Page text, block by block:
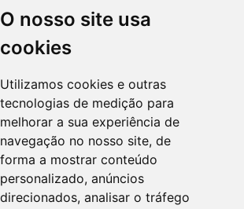
O nosso site usa
cookies
Utilizamos cookies e outras
tecnologias de medição para
melhorar a sua experiência de
navegação no nosso site, de
forma a mostrar conteúdo
personalizado, anúncios
direcionados, analisar o tráfego
além de ter uma boa ideia. Nos
enfrentar desafios financeiros,
decisões que exigem preparo e equilíbrio.
aparece rapidamente, e a dedicação
que muitos imaginam. Para aumentar
3 4 5 6 7 8